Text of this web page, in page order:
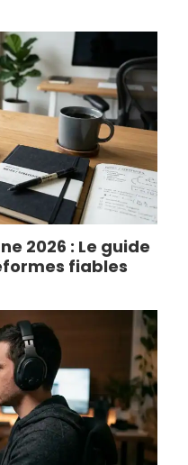
2026 : Le guide
fiables